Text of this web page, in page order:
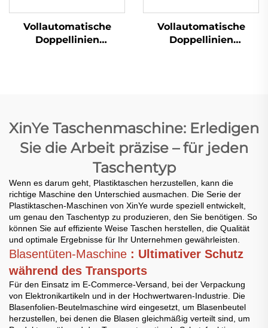
Vollautomatische
Doppellinien
Vollautomatische
Doppellinien
XinYe Taschenmaschine: Erledigen
Sie die Arbeit präzise – für jeden
Taschentyp
Wenn es darum geht, Plastiktaschen herzustellen, kann die
richtige Maschine den Unterschied ausmachen. Die Serie der
Plastiktaschen-Maschinen von XinYe wurde speziell entwickelt,
um genau den Taschentyp zu produzieren, den Sie benötigen. So
können Sie auf effiziente Weise Taschen herstellen, die Qualität
und optimale Ergebnisse für Ihr Unternehmen gewährleisten.
Blasentüten-Maschine : Ultimativer Schutz
während des Transports
Für den Einsatz im E-Commerce-Versand, bei der Verpackung
von Elektronikartikeln und in der Hochwertwaren-Industrie. Die
Blasenfolien-Beutelmaschine wird eingesetzt, um Blasenbeutel
herzustellen, bei denen die Blasen gleichmäßig verteilt sind, um